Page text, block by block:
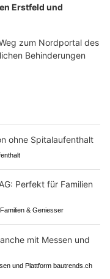
Erstfeld und
zum Nordportal des
Behinderungen
& Geniesser
und Plattform bautrends.ch